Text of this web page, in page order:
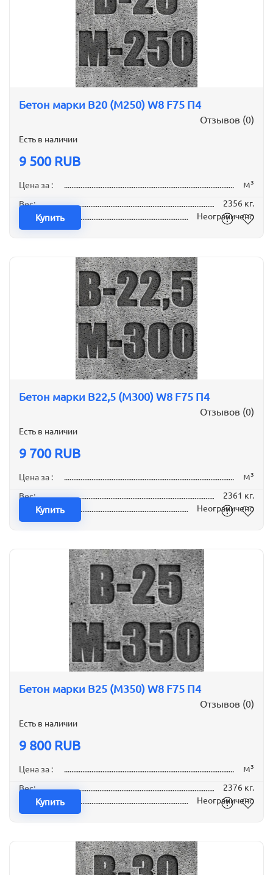
Бетон марки B20 (М250) W8 F75 П4
Отзывов (0)
Есть в наличии
9 500 RUB
Цена за : м³
Вес:
2356 кг.
Наличие:
Неограничено
Купить
Бетон марки B22,5 (М300) W8 F75 П4
Отзывов (0)
Есть в наличии
9 700 RUB
Цена за : м³
Вес:
2361 кг.
Наличие:
Неограничено
Купить
Бетон марки B25 (М350) W8 F75 П4
Отзывов (0)
Есть в наличии
9 800 RUB
Цена за : м³
Вес:
2376 кг.
Наличие:
Неограничено
Купить